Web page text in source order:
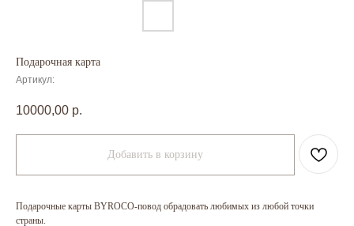
Подарочная карта
Артикул:
10000,00 р.
Добавить в корзину
Подарочные карты BYROCO-повод обрадовать любимых из любой точки
страны.